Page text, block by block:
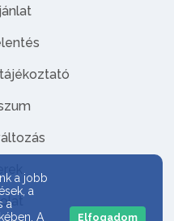
a jobb
a
a
A
Elfogadom